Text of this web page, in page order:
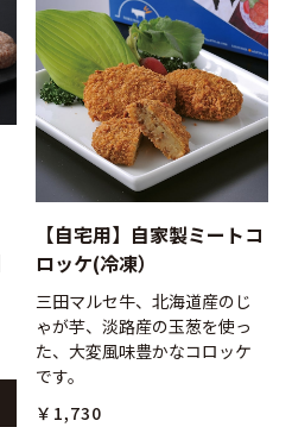
【自宅用】自家製ミートコ
ロッケ(冷凍）
三田マルセ牛、北海道産のじ
ゃが芋、淡路産の玉葱を使っ
た、大変風味豊かなコロッケ
です。
￥1,730